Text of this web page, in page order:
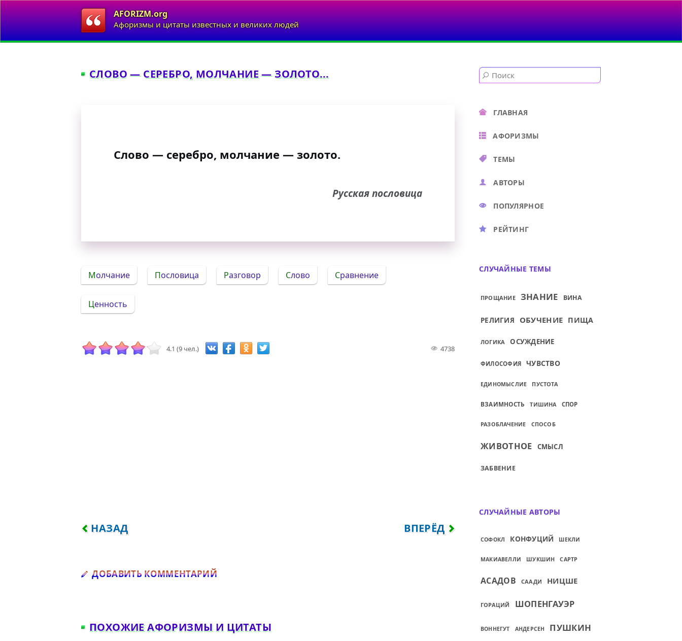
AFORIZM.org
Афоризмы и цитаты известных и великих людей
СЛОВО — СЕРЕБРО, МОЛЧАНИЕ — ЗОЛОТО...
Слово — серебро, молчание — золото.
Русская пословица
Молчание Пословица Разговор Слово Сравнение
Ценность
4.1 (9 чел.) 4738
ПРЕДЫДУЩИЙ: БАБА С ВОЗУ — КОБЫЛЕ ЛЕГЧЕ...
НАЗАД СЛЕДУЮЩИЙ: СЛОВО — НЕ ВОРОБЕЙ, ВЫЛЕТИТ —
ВПЕРЁД
ДОБАВИТЬ КОММЕНТАРИЙ
ПОХОЖИЕ АФОРИЗМЫ И ЦИТАТЫ
ГЛАВНАЯ
АФОРИЗМЫ
ТЕМЫ
АВТОРЫ
ПОПУЛЯРНОЕ
РЕЙТИНГ
СЛУЧАЙНЫЕ ТЕМЫ
ПРОЩАНИЕ ЗНАНИЕ ВИНА
РЕЛИГИЯ ОБУЧЕНИЕ ПИЩА
ЛОГИКА ОСУЖДЕНИЕ
ФИЛОСОФИЯ ЧУВСТВО
ЕДИНОМЫСЛИЕ ПУСТОТА
ВЗАИМНОСТЬ ТИШИНА СПОР
РАЗОБЛАЧЕНИЕ СПОСОБ
ЖИВОТНОЕ СМЫСЛ
ЗАБВЕНИЕ
СЛУЧАЙНЫЕ АВТОРЫ
СОФОКЛ КОНФУЦИЙ ШЕКЛИ
МАКИАВЕЛЛИ ШУКШИН САРТР
АСАДОВ СААДИ НИЦШЕ
ГОРАЦИЙ ШОПЕНГАУЭР
ВОННЕГУТ АНДЕРСЕН ПУШКИН